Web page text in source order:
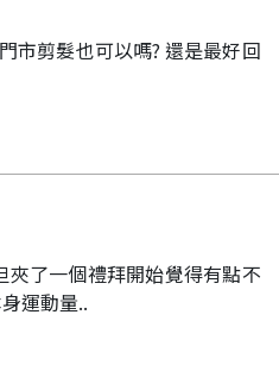
市剪髮也可以嗎? 還是最好回
了一個禮拜開始覺得有點不
運動量..